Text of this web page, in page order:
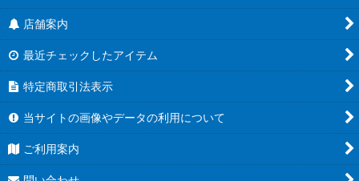
店舗案内
最近チェックしたアイテム
特定商取引法表示
当サイトの画像やデータの利用について
ご利用案内